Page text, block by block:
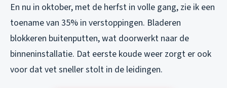
En nu in oktober, met de herfst in volle gang, zie ik een
toename van 35% in verstoppingen. Bladeren
blokkeren buitenputten, wat doorwerkt naar de
binneninstallatie. Dat eerste koude weer zorgt er ook
voor dat vet sneller stolt in de leidingen.